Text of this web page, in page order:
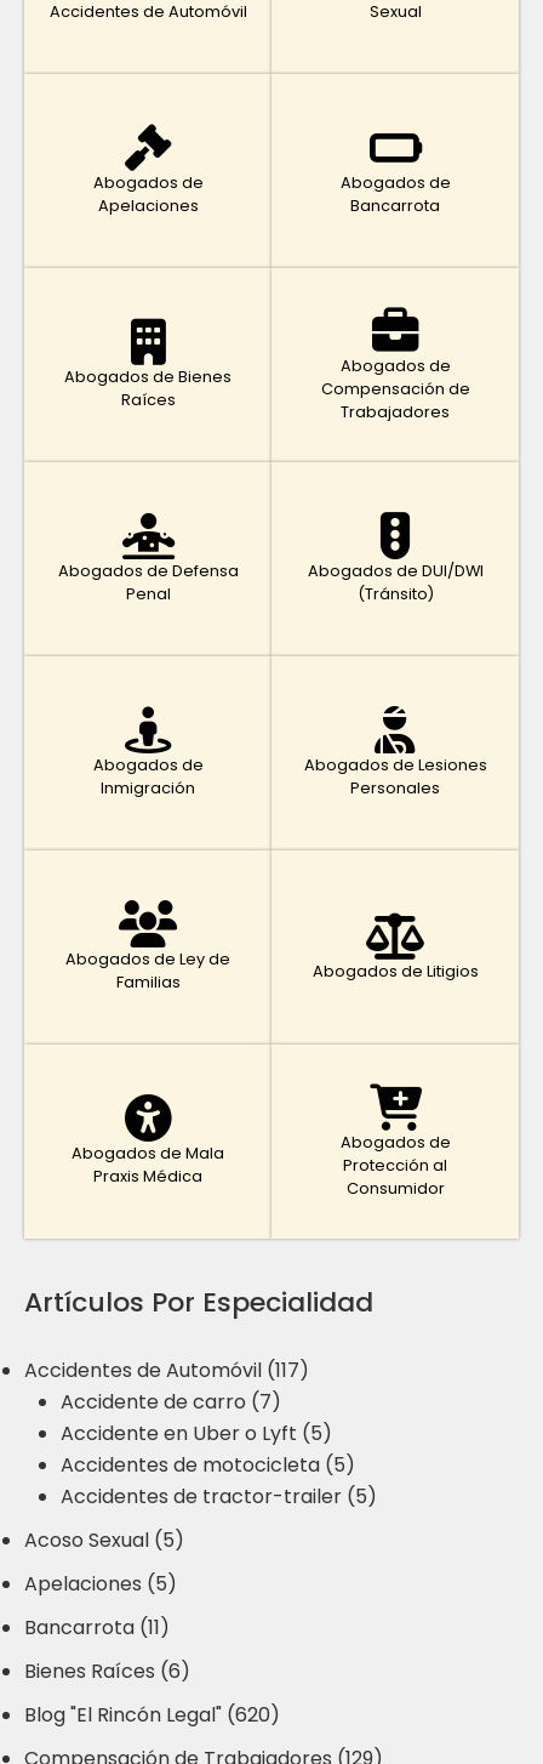
Accidentes de Automóvil
Sexual
Abogados de
Apelaciones
Abogados de
Bancarrota
Abogados de Bienes
Raíces
Abogados de
Compensación de
Trabajadores
Abogados de Defensa
Penal
Abogados de DUI/DWI
(Tránsito)
Abogados de
Inmigración
Abogados de Lesiones
Personales
Abogados de Ley de
Familias
Abogados de Litigios
Abogados de Mala
Praxis Médica
Abogados de
Protección al
Consumidor
Artículos Por Especialidad
Accidentes de Automóvil (117)
Accidente de carro (7)
Accidente en Uber o Lyft (5)
Accidentes de motocicleta (5)
Accidentes de tractor-trailer (5)
Acoso Sexual (5)
Apelaciones (5)
Bancarrota (11)
Bienes Raíces (6)
Blog "El Rincón Legal" (620)